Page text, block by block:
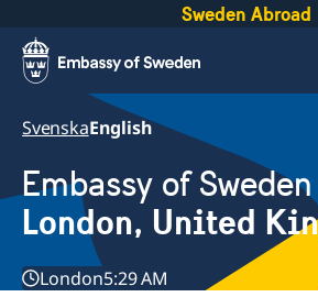
Sweden Abroad
SvenskaEnglish
Embassy of Sweden
London, United
London5:29 AM